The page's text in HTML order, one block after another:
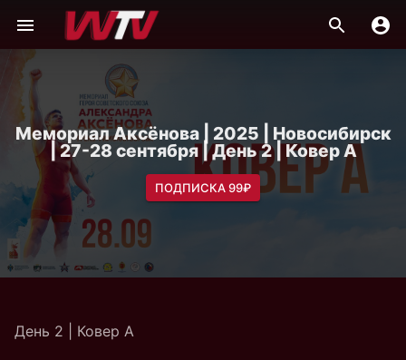
Мемориал Аксёнова | 2025 | Новосибирск
| 27-28 сентября | День 2 | Ковер A
ПОДПИСКА 99₽
День 2 | Ковер A